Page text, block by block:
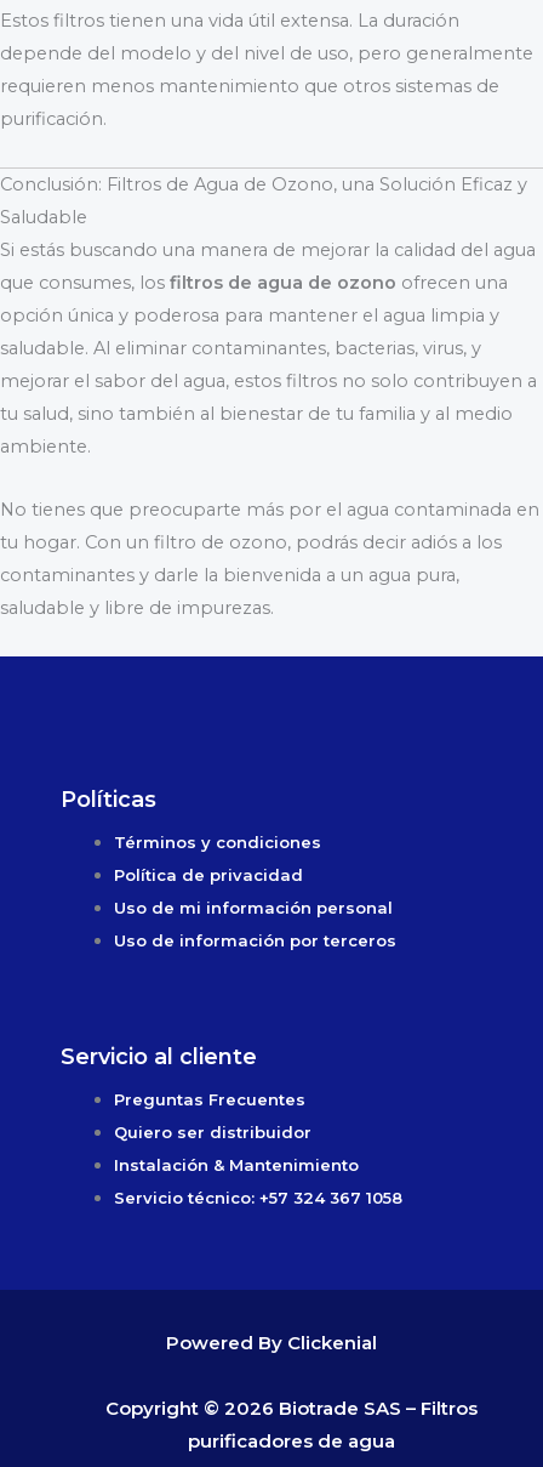
Estos filtros tienen una vida útil extensa. La duración
depende del modelo y del nivel de uso, pero generalmente
requieren menos mantenimiento que otros sistemas de
purificación.
Conclusión: Filtros de Agua de Ozono, una Solución Eficaz y
Saludable
Si estás buscando una manera de mejorar la calidad del agua
que consumes, los filtros de agua de ozono ofrecen una
opción única y poderosa para mantener el agua limpia y
saludable. Al eliminar contaminantes, bacterias, virus, y
mejorar el sabor del agua, estos filtros no solo contribuyen a
tu salud, sino también al bienestar de tu familia y al medio
ambiente.
No tienes que preocuparte más por el agua contaminada en
tu hogar. Con un filtro de ozono, podrás decir adiós a los
contaminantes y darle la bienvenida a un agua pura,
saludable y libre de impurezas.
Políticas
Términos y condiciones
Política de privacidad
Uso de mi información personal
Uso de información por terceros
Servicio al cliente
Preguntas Frecuentes
Quiero ser distribuidor
Instalación & Mantenimiento
Servicio técnico: +57 324 367 1058
Powered By Clickenial
Copyright © 2026 Biotrade SAS – Filtros
purificadores de agua